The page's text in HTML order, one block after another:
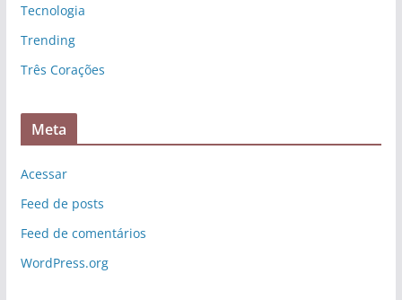
Tecnologia
Trending
Três Corações
Meta
Acessar
Feed de posts
Feed de comentários
WordPress.org